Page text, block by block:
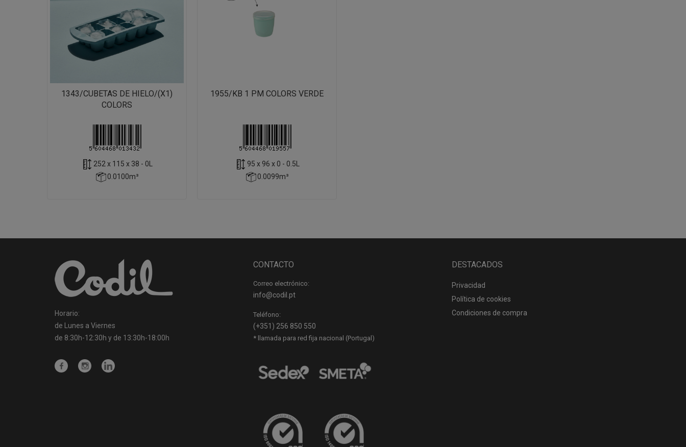
1343/CUBETAS DE HIELO/(X1)
COLORS
252 x 115 x 38 - 0L
0.0100m³
1955/KB 1 PM COLORS VERDE
95 x 96 x 0 - 0.5L
0.0099m³
Horario:
de Lunes a Viernes
de 8:30h-12:30h y de 13:30h-18:00h
CONTACTO
Correo electrónico:
info@codil.pt
Teléfono:
(+351) 256 850 550
* llamada para red fija nacional (Portugal)
DESTACADOS
Privacidad
Política de cookies
Condiciones de compra